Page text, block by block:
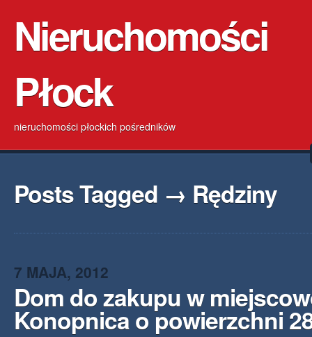
Nieruchomości
Płock
nieruchomości płockich pośredników
Posts Tagged → Rędziny
7 MAJA, 2012
Dom do zakupu w
Konopnica o powierzchni